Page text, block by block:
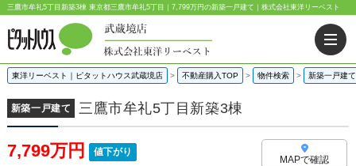
三鷹市牟礼5丁目新築3棟 東京都三鷹市牟礼5丁目｜7,799万円の新築一戸建て｜株式会社東洋リーベスト
東洋リーベスト｜ピタットハウス武蔵境店 > 不動産購入TOP > 物件検索 > 新築一戸建て
新築一戸建て 三鷹市牟礼5丁目新築3棟
7,799万円 値下がり
MAPで確認